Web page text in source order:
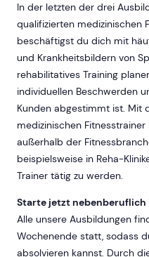
In der letzten der drei
qualifizierten medizinischen
beschäftigst du dich mit
und Krankheitsbildern von
rehabilitatives Training
individuellen Beschwerden
Kunden abgestimmt ist. Mit
medizinischen
außerhalb der
beispielsweise in Reha-
Trainer tätig zu werden.
Starte jetzt nebenberuflich
Alle unsere Ausbildungen
Wochenende statt, sodass
absolvieren kannst. Durch